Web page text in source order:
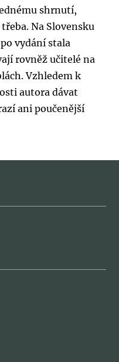
shrnutí,
Na Slovensku
vydání stala
rovněž učitelé na
Vzhledem k
autora dávat
ani poučenější